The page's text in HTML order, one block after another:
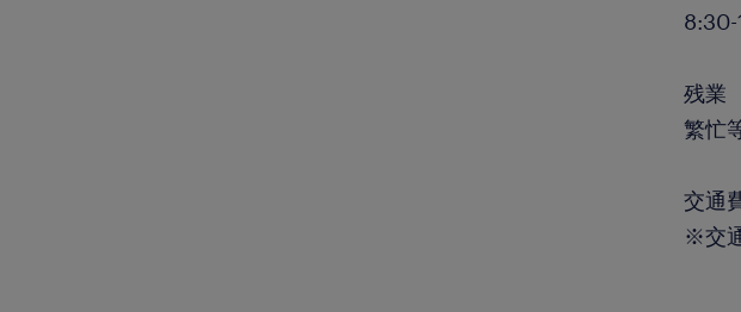
8:30-
残業
繁忙
交通
※交